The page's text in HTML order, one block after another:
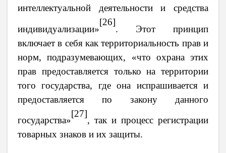
интеллектуальной деятельности и средства
индивидуализации»
[26]
. Этот принцип
включает в себя как территориальность прав и
норм, подразумевающих, «что охрана этих
прав предоставляется только на территории
того государства, где она испрашивается и
предоставляется по закону данного
государства»
[27]
, так и процесс регистрации
товарных знаков и их защиты.